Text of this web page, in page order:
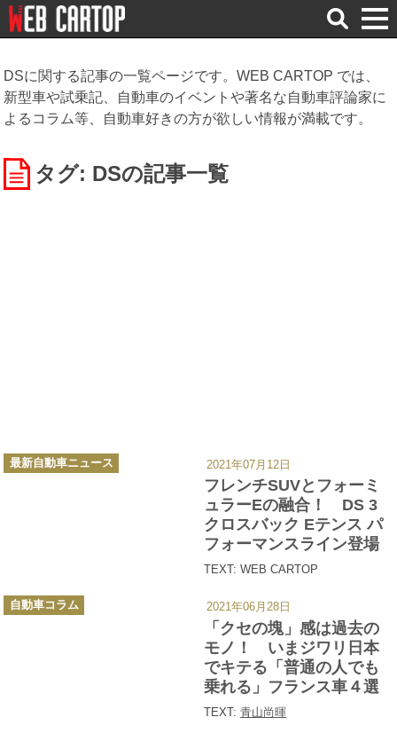
検
索
DSに関する記事の一覧ページです。WEB CARTOP では、
新型車や試乗記、自動車のイベントや著名な自動車評論家に
よるコラム等、自動車好きの方が欲しい情報が満載です。
タグ: DSの記事一覧
フレンチSUVとフォーミ
ュラーEの融合！ DS 3
クロスバック Eテンス パ
フォーマンスライン登場
TEXT: WEB CARTOP
カ
テ
最新自動車ニュース 2021年07月12日
「クセの塊」感は過去の
モノ！ いまジワリ日本
でキテる「普通の人でも
乗れる」フランス車４選
TEXT: 青山尚暉
カ
テ
自動車コラム 2021年06月28日